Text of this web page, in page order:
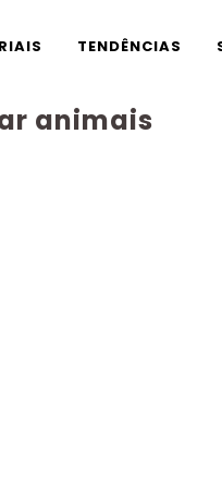
TENDÊNCIAS
animais